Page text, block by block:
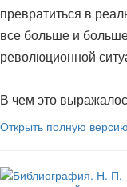
превратиться в
все больше и
революционной
В чем это
Открыть полную версию